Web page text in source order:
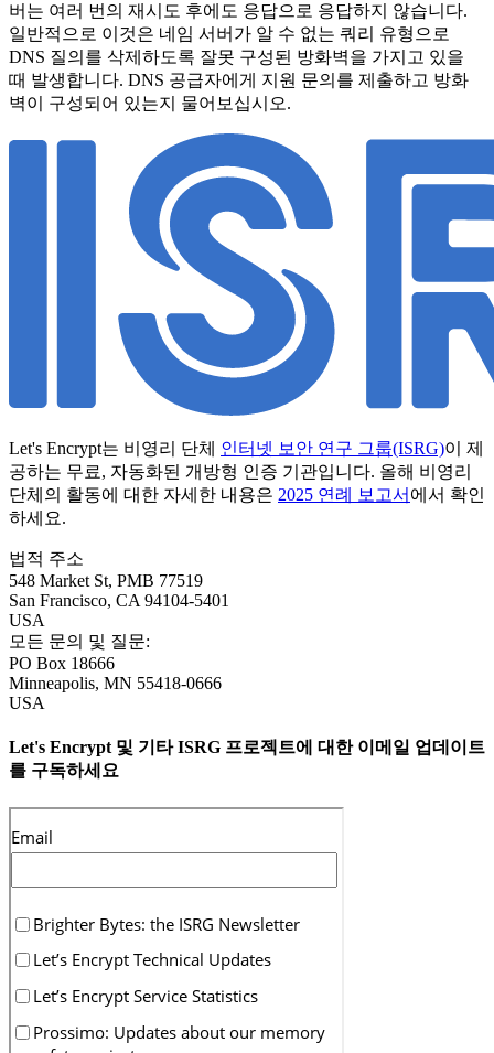
버는 여러 번의 재시도 후에도 응답으로 응답하지 않습니다.
일반적으로 이것은 네임 서버가 알 수 없는 쿼리 유형으로
DNS 질의를 삭제하도록 잘못 구성된 방화벽을 가지고 있을
때 발생합니다. DNS 공급자에게 지원 문의를 제출하고 방화
벽이 구성되어 있는지 물어보십시오.
Let's Encrypt는 비영리 단체 인터넷 보안 연구 그룹(ISRG)이 제
공하는 무료, 자동화된 개방형 인증 기관입니다. 올해 비영리
단체의 활동에 대한 자세한 내용은 2025 연례 보고서 에서 확인
하세요.
법적 주소
548 Market St, PMB 77519
San Francisco, CA 94104-5401
USA
모든 문의 및 질문:
PO Box 18666
Minneapolis, MN 55418-0666
USA
Let's Encrypt 및 기타 ISRG 프로젝트에 대한 이메일 업데이트
를 구독하세요